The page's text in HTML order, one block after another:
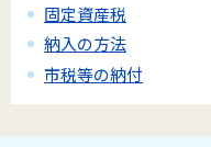
固定資産税
納入の方法
市税等の納付